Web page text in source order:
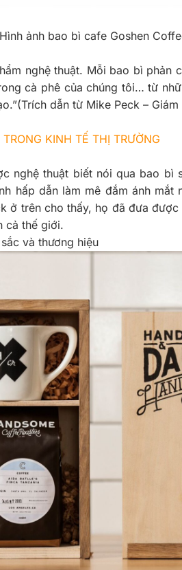
Hình ảnh bao bì cafe Goshen
nghệ thuật. Mỗi bao bì phản
cà phê của chúng tôi… từ
dẫn từ Mike Peck –
KINH TẾ THỊ TRƯỜNG
nghệ thuật biết nói qua bao bì
hấp dẫn làm mê đắm ánh
ở trên cho thấy, họ đã đưa
cả thế giới.
và thương hiệu